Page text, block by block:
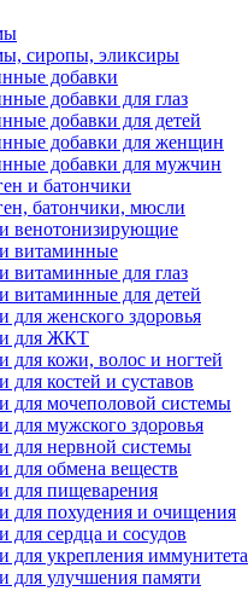
сиропы, эликсиры
добавки
добавки для глаз
добавки для детей
добавки для женщин
добавки для мужчин
и батончики
батончики, мюсли
венотонизирующие
витаминные
витаминные для глаз
витаминные для детей
для женского здоровья
для ЖКТ
для кожи, волос и ногтей
для костей и суставов
для мочеполовой системы
для мужского здоровья
для нервной системы
для обмена веществ
для пищеварения
для похудения и очищения
для сердца и сосудов
для укрепления иммунитета
для улучшения памяти